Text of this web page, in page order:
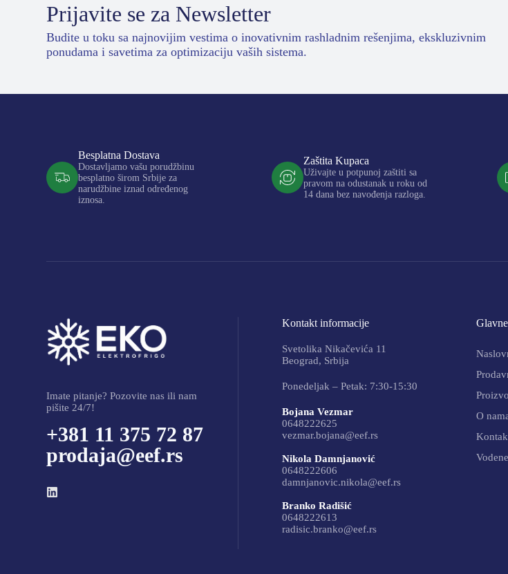
Prijavite se za Newsletter
Budite u toku sa najnovijim vestima o inovativnim rashladnim rešenjima, ekskluzivnim
ponudama i savetima za optimizaciju vaših sistema.
Besplatna Dostava
Dostavljamo vašu porudžbinu
besplatno širom Srbije za
narudžbine iznad određenog
iznosa.
Zaštita Kupaca
Uživajte u potpunoj zaštiti sa
pravom na odustanak u roku od
14 dana bez navođenja razloga.
Imate pitanje? Pozovite nas ili nam
pišite 24/7!
+381 11 375 72 87
prodaja@eef.rs
Kontakt informacije
Svetolika Nikačevića 11
Beograd, Srbija
Ponedeljak – Petak: 7:30-15:30
Bojana Vezmar
0648222625
vezmar.bojana@eef.rs
Nikola Damnjanović
0648222606
damnjanovic.nikola@eef.rs
Branko Radišić
0648222613
radisic.branko@eef.rs
O